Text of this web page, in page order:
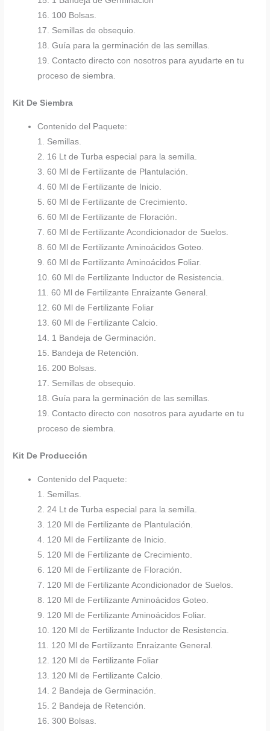
16. 100 Bolsas.
17. Semillas de obsequio.
18. Guía para la germinación de las semillas.
19. Contacto directo con nosotros para ayudarte en tu
proceso de siembra.
Kit De Siembra
Contenido del Paquete:
1. Semillas.
2. 16 Lt de Turba especial para la semilla.
3. 60 Ml de Fertilizante de Plantulación.
4. 60 Ml de Fertilizante de Inicio.
5. 60 Ml de Fertilizante de Crecimiento.
6. 60 Ml de Fertilizante de Floración.
7. 60 Ml de Fertilizante Acondicionador de Suelos.
8. 60 Ml de Fertilizante Aminoácidos Goteo.
9. 60 Ml de Fertilizante Aminoácidos Foliar.
10. 60 Ml de Fertilizante Inductor de Resistencia.
11. 60 Ml de Fertilizante Enraizante General.
12. 60 Ml de Fertilizante Foliar
13. 60 Ml de Fertilizante Calcio.
14. 1 Bandeja de Germinación.
15. Bandeja de Retención.
16. 200 Bolsas.
17. Semillas de obsequio.
18. Guía para la germinación de las semillas.
19. Contacto directo con nosotros para ayudarte en tu
proceso de siembra.
Kit De Producción
Contenido del Paquete:
1. Semillas.
2. 24 Lt de Turba especial para la semilla.
3. 120 Ml de Fertilizante de Plantulación.
4. 120 Ml de Fertilizante de Inicio.
5. 120 Ml de Fertilizante de Crecimiento.
6. 120 Ml de Fertilizante de Floración.
7. 120 Ml de Fertilizante Acondicionador de Suelos.
8. 120 Ml de Fertilizante Aminoácidos Goteo.
9. 120 Ml de Fertilizante Aminoácidos Foliar.
10. 120 Ml de Fertilizante Inductor de Resistencia.
11. 120 Ml de Fertilizante Enraizante General.
12. 120 Ml de Fertilizante Foliar
13. 120 Ml de Fertilizante Calcio.
14. 2 Bandeja de Germinación.
15. 2 Bandeja de Retención.
16. 300 Bolsas.